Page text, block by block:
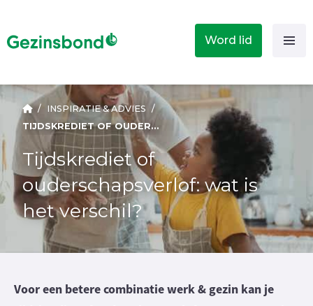
Word lid
/ INSPIRATIE & ADVIES /
TIJDSKREDIET OF OUDERSCHAPSVERLOF: WAT IS HET VERSCHIL?
Tijdskrediet of
ouderschapsverlof: wat is
het verschil?
Voor een betere combinatie werk & gezin kan je